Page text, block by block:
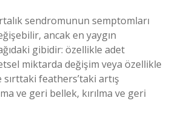
sendromunun semptomları
ancak en yaygın
gibidir: özellikle adet
miktarda değişim veya özellikle
sırttaki feathers’taki artış
ve geri bellek, kırılma ve geri